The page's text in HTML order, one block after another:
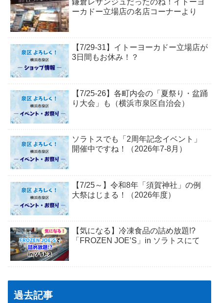
鎌倉レザンジュだったのね！イトーヨ
ーカドー立場店の名店コーナーより
【7/29-31】イトーヨーカドー立場店が
3日間もお休み！？
【7/25-26】各町内会の「夏祭り・盆踊
り大会」も（横浜市泉区自治会）
ソラトスでも「2周年記念イベント」
開催中ですね！（2026年7-8月）
【7/25～】令和8年「須賀神社」の例
大祭はじまる！（2026年度）
【気になる】冷凍食品の詰め放題!?
「FROZEN JOE’S」in ソラトスにて
過去記事